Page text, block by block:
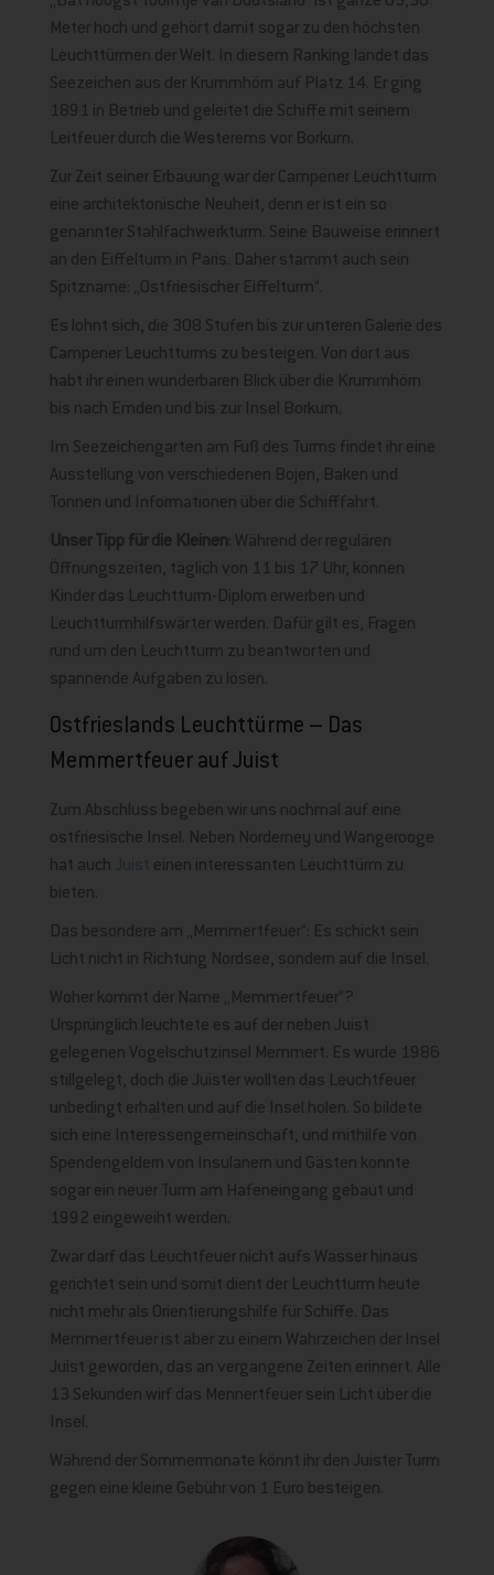
Meter hoch und gehört damit sogar zu den höchsten
Leuchttürmen der Welt. In diesem Ranking landet das
Seezeichen aus der Krummhörn auf Platz 14. Er ging
1891 in Betrieb und geleitet die Schiffe mit seinem
Leitfeuer durch die Westerems vor Borkum.
Zur Zeit seiner Erbauung war der Campener Leuchtturm
eine architektonische Neuheit, denn er ist ein so
genannter Stahlfachwerkturm. Seine Bauweise erinnert
an den Eiffelturm in Paris. Daher stammt auch sein
Spitzname: „Ostfriesischer Eiffelturm“.
Es lohnt sich, die 308 Stufen bis zur unteren Galerie des
Campener Leuchtturms zu besteigen. Von dort aus
habt ihr einen wunderbaren Blick über die Krummhörn
bis nach Emden und bis zur Insel Borkum.
Im Seezeichengarten am Fuß des Turms findet ihr eine
Ausstellung von verschiedenen Bojen, Baken und
Tonnen und Informationen über die Schifffahrt.
Unser Tipp für die Kleinen : Während der regulären
Öffnungszeiten, täglich von 11 bis 17 Uhr, können
Kinder das Leuchtturm-Diplom erwerben und
Leuchtturmhilfswärter werden. Dafür gilt es, Fragen
rund um den Leuchtturm zu beantworten und
spannende Aufgaben zu lösen.
Ostfrieslands Leuchttürme – Das
Memmertfeuer auf Juist
Zum Abschluss begeben wir uns nochmal auf eine
ostfriesische Insel. Neben Norderney und Wangerooge
hat auch Juist einen interessanten Leuchttürm zu
bieten.
Das besondere am „Memmertfeuer“: Es schickt sein
Licht nicht in Richtung Nordsee, sondern auf die Insel.
Woher kommt der Name „Memmertfeuer“?
Ursprünglich leuchtete es auf der neben Juist
gelegenen Vogelschutzinsel Memmert. Es wurde 1986
stillgelegt, doch die Juister wollten das Leuchtfeuer
unbedingt erhalten und auf die Insel holen. So bildete
sich eine Interessengemeinschaft, und mithilfe von
Spendengeldern von Insulanern und Gästen konnte
sogar ein neuer Turm am Hafeneingang gebaut und
1992 eingeweiht werden.
Zwar darf das Leuchtfeuer nicht aufs Wasser hinaus
gerichtet sein und somit dient der Leuchtturm heute
nicht mehr als Orientierungshilfe für Schiffe. Das
Memmertfeuer ist aber zu einem Wahrzeichen der Insel
Juist geworden, das an vergangene Zeiten erinnert. Alle
13 Sekunden wirf das Mennertfeuer sein Licht über die
Insel.
Während der Sommermonate könnt ihr den Juister Turm
gegen eine kleine Gebühr von 1 Euro besteigen.